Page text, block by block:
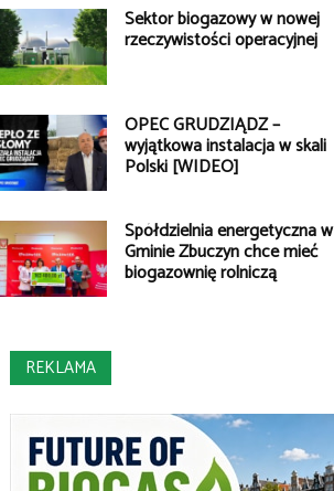
Sektor biogazowy w nowej
rzeczywistości operacyjnej
OPEC GRUDZIĄDZ –
wyjątkowa instalacja w skali
Polski [WIDEO]
Spółdzielnia energetyczna w
Gminie Zbuczyn chce mieć
biogazownię rolniczą
REKLAMA